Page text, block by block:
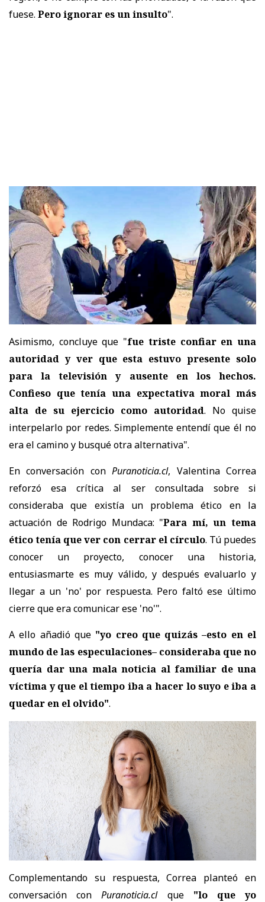
fuese. Pero ignorar es un insulto".
Asimismo, concluye que "fue triste confiar en una
autoridad y ver que esta estuvo presente solo
para la televisión y ausente en los hechos.
Confieso que tenía una expectativa moral más
alta de su ejercicio como autoridad. No quise
interpelarlo por redes. Simplemente entendí que él no
era el camino y busqué otra alternativa".
En conversación conPuranoticia.cl, Valentina Correa
reforzó esa crítica al ser consultada sobre si
consideraba que existía un problema ético en la
actuación de Rodrigo Mundaca: "Para mí, un tema
ético tenía que ver con cerrar el círculo. Tú puedes
conocer un proyecto, conocer una historia,
entusiasmarte es muy válido, y después evaluarlo y
llegar a un 'no' por respuesta. Pero faltó ese último
cierre que era comunicar ese 'no'".
A ello añadió que "yo creo que quizás –esto en el
mundo de las especulaciones– consideraba que no
quería dar una mala noticia al familiar de una
víctima y que el tiempo iba a hacer lo suyo e iba a
quedar en el olvido".
Complementando su respuesta, Correa planteó en
conversación conPuranoticia.clque "lo que yo